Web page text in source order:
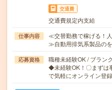
交通費
交通費規定内支給
仕事内容
≪交替勤務で稼げる！
≫自動用排気系製品の
応募資格
職種未経験OK / ブラン
◆未経験OK！〇まずは
で気軽にオンライン登